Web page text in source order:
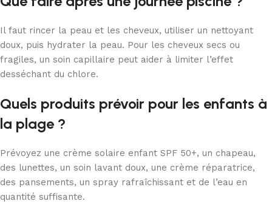
Il faut rincer la peau et les cheveux, utiliser un nettoyant
doux, puis hydrater la peau. Pour les cheveux secs ou
fragiles, un soin capillaire peut aider à limiter l’effet
desséchant du chlore.
Quels produits prévoir pour les enfants à
la plage ?
Prévoyez une crème solaire enfant SPF 50+, un chapeau,
des lunettes, un soin lavant doux, une crème réparatrice,
des pansements, un spray rafraîchissant et de l’eau en
quantité suffisante.